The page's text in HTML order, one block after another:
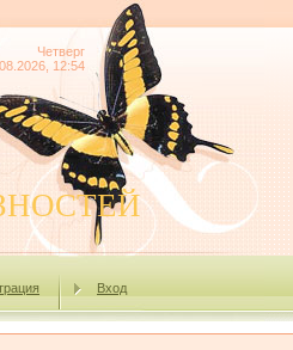
Четверг
12:54
Вход